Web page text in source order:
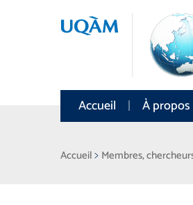
Accueil À propos
Accueil> Membres,